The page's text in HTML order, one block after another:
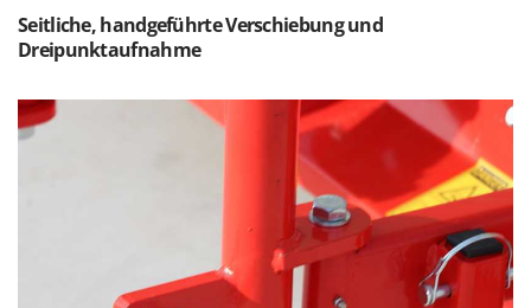
Umkehrfräsen
V
Vakuumiergeräte
Vogelscheuchen - Vogelabwehr
Wasserpumpen für Traktoren
Karcher
Kasco
Seitliche, handgeführte Verschiebung und
Dreipunktaufnahme